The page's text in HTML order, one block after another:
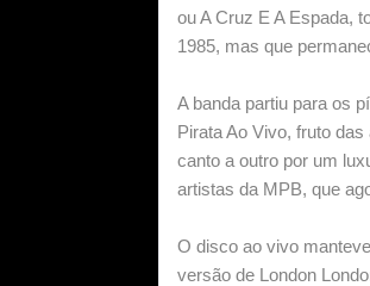
ou A Cruz E A Espada,
1985, mas que
A banda partiu para os
Pirata Ao Vivo, fruto
canto a outro por um
artistas da MPB, que
O disco ao vivo
versão de London